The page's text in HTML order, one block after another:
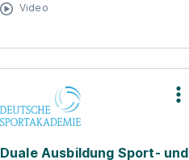
Video
Duale Ausbildung Sport- und